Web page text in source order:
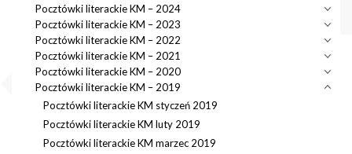
Pocztówki literackie KM – 2024
Pocztówki literackie KM – 2023
Pocztówki literackie KM – 2022
Pocztówki literackie KM – 2021
Pocztówki literackie KM – 2020
Pocztówki literackie KM – 2019
Pocztówki literackie KM styczeń 2019
Pocztówki literackie KM luty 2019
Pocztówki literackie KM marzec 2019